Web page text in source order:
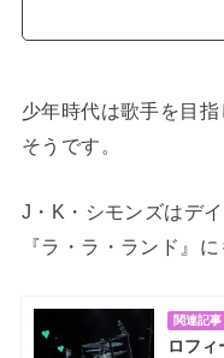
少年時代は歌手を目
そうです。
J・K・シモンズはデ
『ラ・ラ・ランド』
関連記事
ロフ